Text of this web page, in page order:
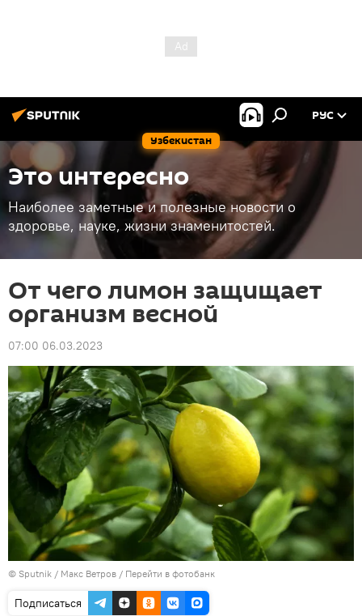
Узбекистан
РУС
Это интересно
Наиболее заметные и полезные новости о
здоровье, науке, жизни знаменитостей.
От чего лимон защищает
организм весной
07:00 06.03.2023
© Sputnik / Макс Ветров / Перейти в фотобанк
Подписаться